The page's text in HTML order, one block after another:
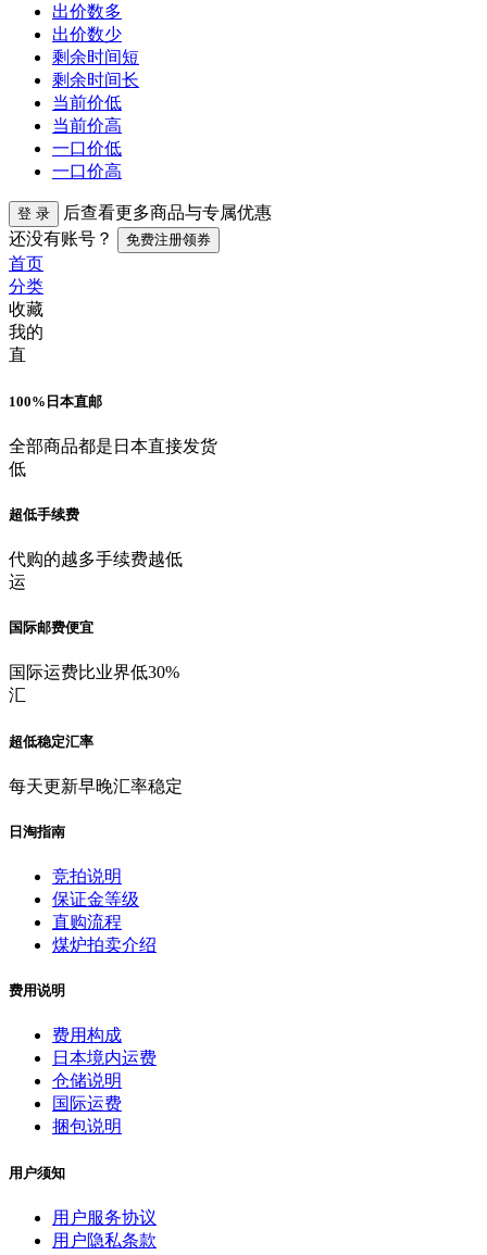
出价数多
出价数少
剩余时间短
剩余时间长
当前价低
当前价高
一口价低
一口价高
登 录
后查看更多商品与专属优惠
还没有账号？
免费注册领券
首页
分类
收藏
我的
直
100%日本直邮
全部商品都是日本直接发货
低
超低手续费
代购的越多手续费越低
运
国际邮费便宜
国际运费比业界低30%
汇
超低稳定汇率
每天更新早晚汇率稳定
日淘指南
竞拍说明
保证金等级
直购流程
煤炉拍卖介绍
费用说明
费用构成
日本境内运费
仓储说明
国际运费
捆包说明
用户须知
用户服务协议
用户隐私条款